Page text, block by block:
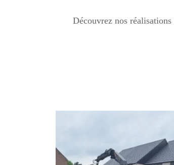
Découvrez nos